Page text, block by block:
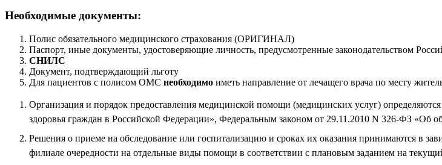
Необходимые документы:
Полис обязательного медицинского страхования (ОРИГИНАЛ)
Паспорт, иные документы, удостоверяющие личность, предусмотренные законодательством
СНИЛС
Документ, подтверждающий льготу
Для пациентов с полисом ОМС необходимо иметь направление от лечащего врача по месту
Организация и порядок предоставления медицинской помощи (медицинских услуг)
здоровья граждан в Российской Федерации», Федеральным законом от 29.11.2010 N 326-ФЗ «Об
Решения о приеме на обследование или госпитализацию и сроках их оказания принимаются в
филиале очередности на отдельные виды помощи в соответствии с плановым заданием на